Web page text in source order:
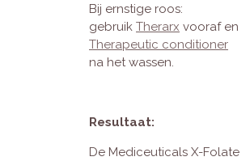
Bij ernstige roos:
gebruik Therarx vooraf en
Therapeutic conditioner
na het wassen.
Resultaat:
De Mediceuticals X-Folate